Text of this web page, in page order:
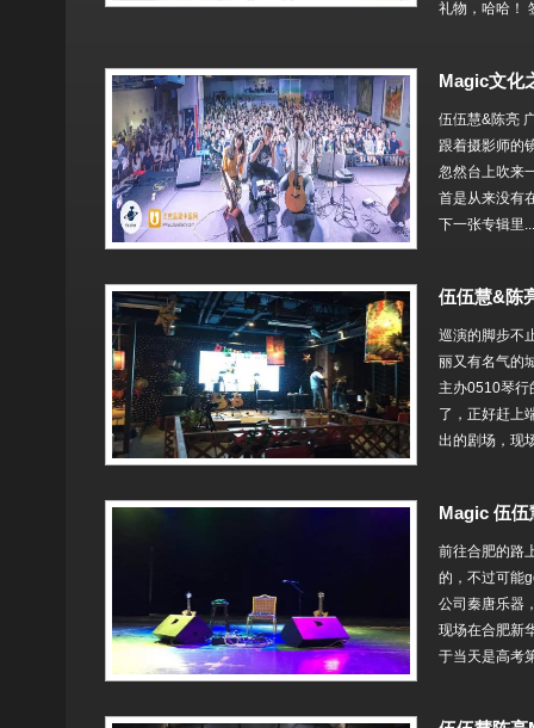
礼物，哈哈！
Magic文化
伍伍慧&陈亮
跟着摄影师的
忽然台上吹来
首是从来没有
下一张专辑里...
伍伍慧&陈
巡演的脚步不
丽又有名气的
主办0510琴行
了，正好赶上
出的剧场，现
Magic 伍伍
前往合肥的路
的，不过可能
公司秦唐乐器
现场在合肥新
于当天是高考